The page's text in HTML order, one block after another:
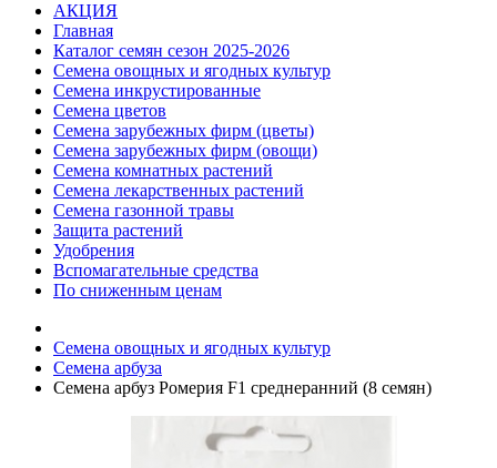
АКЦИЯ
Главная
Каталог семян сезон 2025-2026
Семена овощных и ягодных культур
Семена инкрустированные
Семена цветов
Семена зарубежных фирм (цветы)
Семена зарубежных фирм (овощи)
Семена комнатных растений
Семена лекарственных растений
Семена газонной травы
Защита растений
Удобрения
Вспомагательные средства
По сниженным ценам
Семена овощных и ягодных культур
Семена арбуза
Семена арбуз Ромерия F1 среднеранний (8 семян)